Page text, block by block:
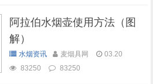
阿拉伯水烟壶使用方法（图
解）
水烟资讯 麦烟具网
03.20
83250
83250